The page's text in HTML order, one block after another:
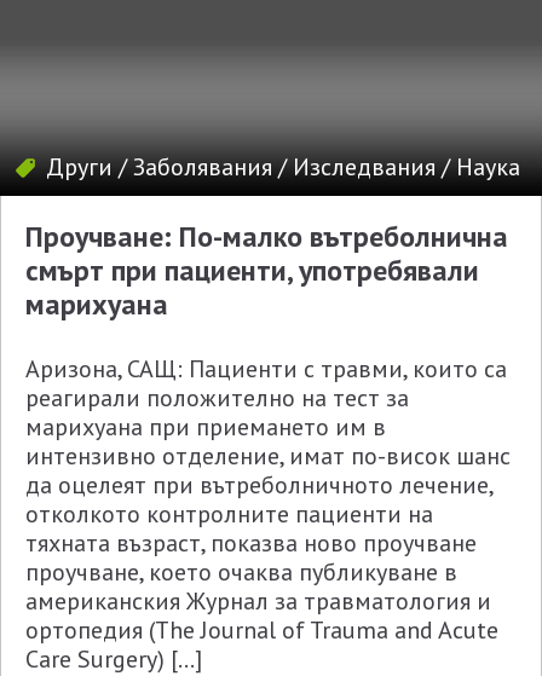
Други/Заболявания/Изследвания/Наука
Проучване: По-малко вътреболнична
смърт при пациенти, употребявали
марихуана
Аризона, САЩ: Пациенти с травми, които са
реагирали положително на тест за
марихуана при приемането им в
интензивно отделение, имат по-висок шанс
да оцелеят при вътреболничното лечение,
отколкото контролните пациенти на
тяхната възраст, показва ново проучване
проучване, което очаква публикуване в
американския Журнал за травматология и
ортопедия (The Journal of Trauma and Acute
Care Surgery) […]